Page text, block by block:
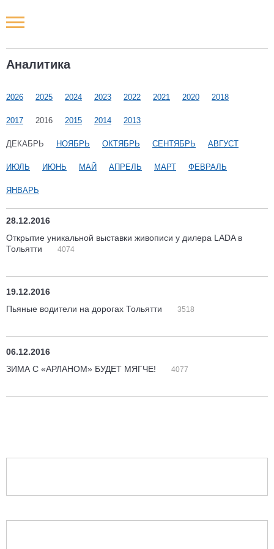
Аналитика
2026 2025 2024 2023 2022 2021 2020 2018
2017 2016 2015 2014 2013
ДЕКАБРЬ НОЯБРЬ ОКТЯБРЬ СЕНТЯБРЬ АВГУСТ
ИЮЛЬ ИЮНЬ МАЙ АПРЕЛЬ МАРТ ФЕВРАЛЬ
ЯНВАРЬ
28.12.2016
Открытие уникальной выставки живописи у дилера LADA в
Тольятти
4074
19.12.2016
Пьяные водители на дорогах Тольятти
3518
06.12.2016
ЗИМА С «АРЛАНОМ» БУДЕТ МЯГЧЕ!
4077
Новости РФ
Наши мероприятия
Статьи